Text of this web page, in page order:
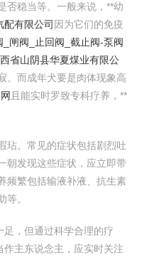
否稳当等。一般来说，**幼
配有限公司 因为它们的免疫
_闸阀_止回阀_截止阀-泵阀
省山阴县华夏煤业有限公
。而成年犬要是肉体现象高
且能实时罗致专科疗养，**
玷。常见的症状包括剧烈吐
朝发现这些症状，应立即带
频繁包括输液补液、抗生素
。
足，但通过科学合理的疗
主东说念主，应实时关注